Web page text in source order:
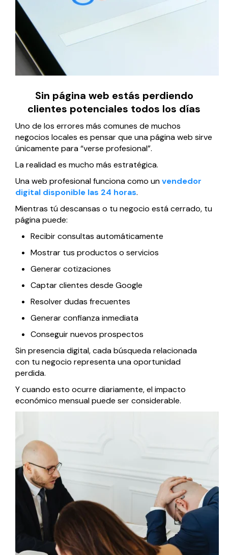
Sin página web estás perdiendo
clientes potenciales todos los días
Uno de los errores más comunes de muchos
negocios locales es pensar que una página web sirve
únicamente para “verse profesional”.
La realidad es mucho más estratégica.
Una web profesional funciona como unvendedor
digital disponible las 24 horas.
Mientras tú descansas o tu negocio está cerrado, tu
página puede:
Recibir consultas automáticamente
Mostrar tus productos o servicios
Generar cotizaciones
Captar clientes desde Google
Resolver dudas frecuentes
Generar confianza inmediata
Conseguir nuevos prospectos
Sin presencia digital, cada búsqueda relacionada
con tu negocio representa una oportunidad
perdida.
Y cuando esto ocurre diariamente, el impacto
económico mensual puede ser considerable.